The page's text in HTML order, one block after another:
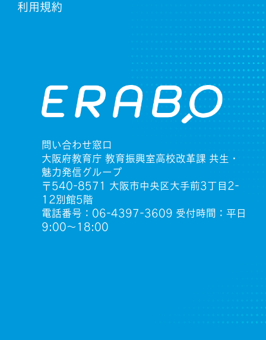
利用規約
問い合わせ窓口
大阪府教育庁 教育振興室高校改革課 共生・
魅力発信グループ
〒540-8571 大阪市中央区大手前3丁目2-
12別館5階
電話番号：06-4397-3609 受付時間：平日
9:00〜18:00